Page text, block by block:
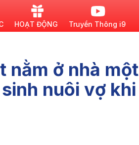
HOẠT ĐỘNG Truyền Thông i9
nằm ở nhà một
nuôi vợ khi